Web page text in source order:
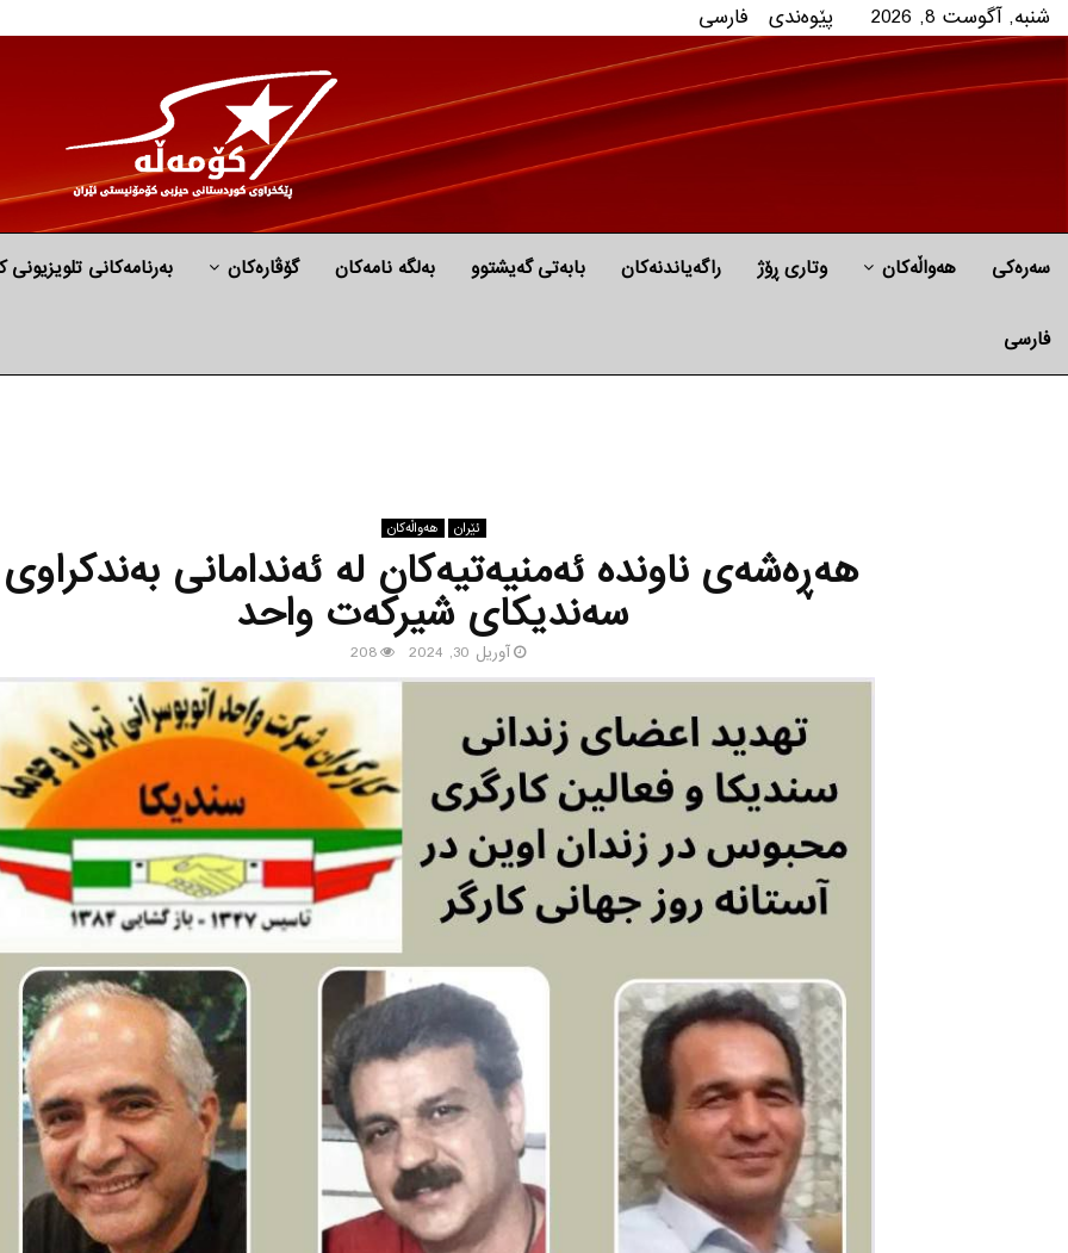
شنبه, آگوست 8, 2026 پێوه‌ندی فارسی
سەرەکی هه‌واڵه‌کان وتاری ڕۆژ راگه‌یاندنه‌كان بابه‌تی گه‌یشتوو به‌لگه‌ نامه‌كان گۆڤارەکان بەرنامەکانی تلویزیونی
فارسی
ئێران هه‌واڵه‌کان
هه‌ڕه‌شه‌ی ناونده‌ ئه‌منیه‌تیه‌كان له‌ ئه‌ندامانی به‌ندكراوی
سه‌ندیكای شیركه‌ت واحد
آوریل 30, 2024 208